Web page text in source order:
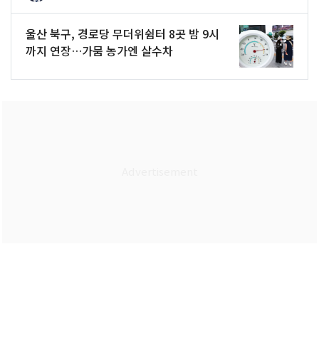
울산 북구, 경로당 무더위쉼터 8곳 밤 9시
까지 연장…가뭄 농가엔 살수차